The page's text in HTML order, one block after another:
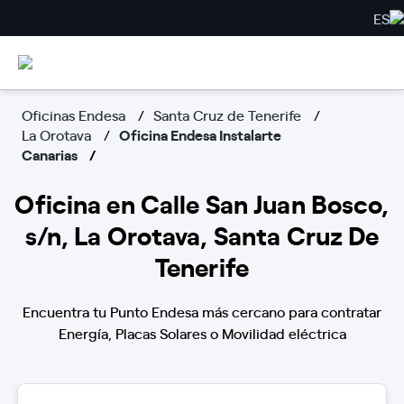
ES
Oficinas Endesa
Santa Cruz de Tenerife
La Orotava
Oficina Endesa Instalarte
Canarias
Oficina en Calle San Juan Bosco,
s/n, La Orotava, Santa Cruz De
Tenerife
Encuentra tu Punto Endesa más cercano para contratar
Energía, Placas Solares o Movilidad eléctrica